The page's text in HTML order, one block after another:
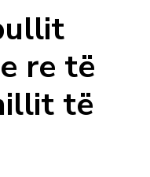
re të
të